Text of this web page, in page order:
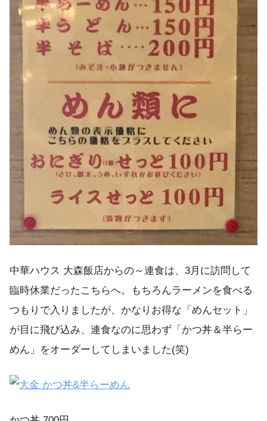
中華ハウス 大森飯店からの～連食は、3月に訪問して
臨時休業だったこちらへ。もちろんラーメンを食べる
つもりで入りましたが、かなりお得な「めんセット」
が目に飛び込み、連食なのに思わず「かつ丼＆半らー
めん」をオーダーしてしまいました(笑)